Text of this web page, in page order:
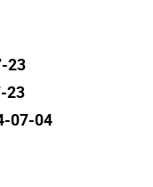
23
23
07-04